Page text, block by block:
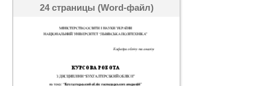
24 страницы (Word-файл)